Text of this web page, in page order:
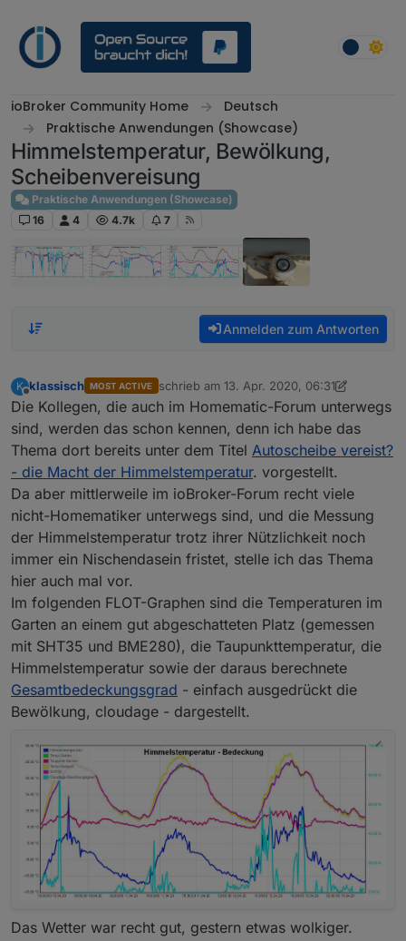
ioBroker Community Home
Deutsch
Praktische Anwendungen (Showcase)
Himmelstemperatur, Bewölkung,
Scheibenvereisung
Praktische Anwendungen (Showcase)
16
4 4.7k 7
Anmelden zum Antworten
K
Offline
klassisch MOST ACTIVE schrieb am 13. Apr. 2020, 06:31
zuletzt editiert von klassisch
Die Kollegen, die auch im Homematic-Forum unterwegs
sind, werden das schon kennen, denn ich habe das
Thema dort bereits unter dem Titel Autoscheibe vereist?
- die Macht der Himmelstemperatur. vorgestellt.
Da aber mittlerweile im ioBroker-Forum recht viele
nicht-Homematiker unterwegs sind, und die Messung
der Himmelstemperatur trotz ihrer Nützlichkeit noch
immer ein Nischendasein fristet, stelle ich das Thema
hier auch mal vor.
Im folgenden FLOT-Graphen sind die Temperaturen im
Garten an einem gut abgeschatteten Platz (gemessen
mit SHT35 und BME280), die Taupunkttemperatur, die
Himmelstemperatur sowie der daraus berechnete
Gesamtbedeckungsgrad - einfach ausgedrückt die
Bewölkung, cloudage - dargestellt.
Das Wetter war recht gut, gestern etwas wolkiger.